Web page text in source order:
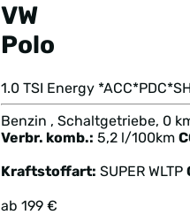
VW
Polo
1.0 TSI Energy
Benzin , Schaltgetriebe, 0
Verbr. komb.: 5,2 l/100km
Kraftstoffart: SUPER WLTP
ab 199 €